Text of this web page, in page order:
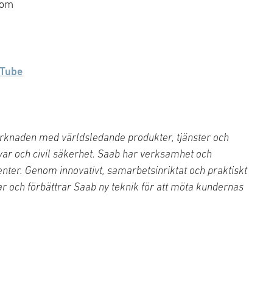
med världsledande produkter, tjänster och
och civil säkerhet. Saab har verksamhet och
Genom innovativt, samarbetsinriktat och praktiskt
och förbättrar Saab ny teknik för att möta kundernas